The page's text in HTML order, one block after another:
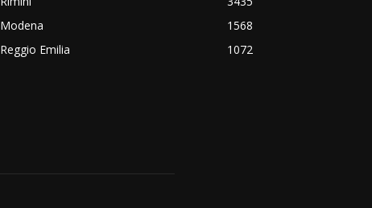
Modena
1568
Reggio Emilia
1072